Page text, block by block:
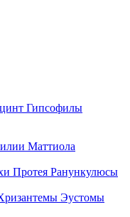
Гипсофилы
Маттиола
Протея Ранункулюсы
Эустомы